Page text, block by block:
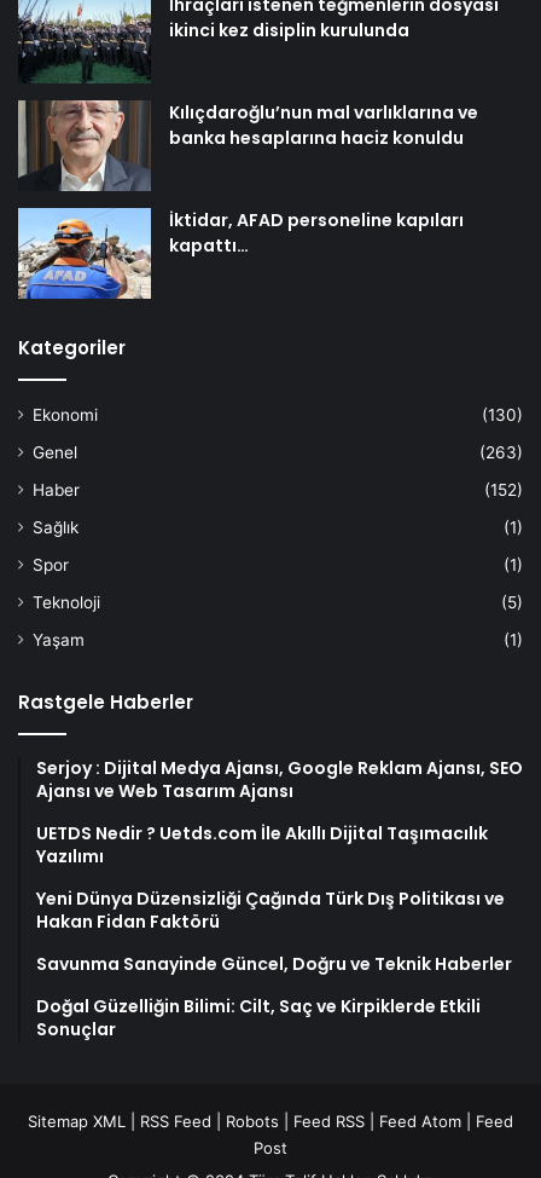
ikinci kez disiplin kurulunda
Kılıçdaroğlu’nun mal varlıklarına ve
banka hesaplarına haciz konuldu
İktidar, AFAD personeline kapıları
kapattı…
Kategoriler
Ekonomi
(130)
Genel
(263)
Haber
(152)
Sağlık
(1)
Spor
(1)
Teknoloji
(5)
Yaşam
(1)
Rastgele Haberler
Serjoy : Dijital Medya Ajansı, Google Reklam Ajansı, SEO
Ajansı ve Web Tasarım Ajansı
UETDS Nedir ? Uetds.com İle Akıllı Dijital Taşımacılık
Yazılımı
Yeni Dünya Düzensizliği Çağında Türk Dış Politikası ve
Hakan Fidan Faktörü
Savunma Sanayinde Güncel, Doğru ve Teknik Haberler
Doğal Güzelliğin Bilimi: Cilt, Saç ve Kirpiklerde Etkili
Sonuçlar
Sitemap XML RSS Feed Robots Feed RSS Feed Atom
Feed
Post